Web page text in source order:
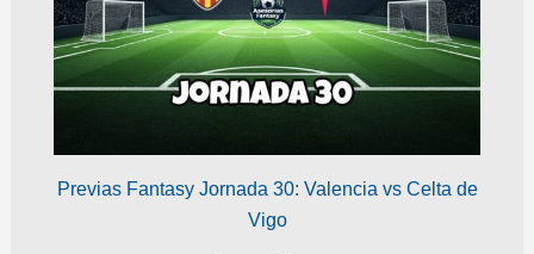
Previas Fantasy Jornada 30: Valencia vs Celta de
Vigo